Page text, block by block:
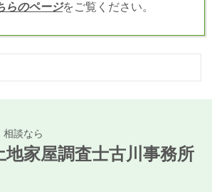
らのページをご覧ください。
相談なら
地家屋調査士古川事務所